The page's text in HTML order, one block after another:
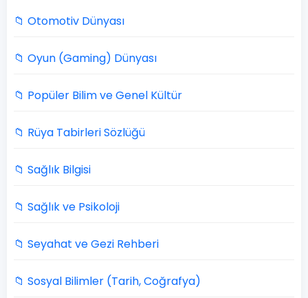
📁 Otomotiv Dünyası
📁 Oyun (Gaming) Dünyası
📁 Popüler Bilim ve Genel Kültür
📁 Rüya Tabirleri Sözlüğü
📁 Sağlık Bilgisi
📁 Sağlık ve Psikoloji
📁 Seyahat ve Gezi Rehberi
📁 Sosyal Bilimler (Tarih, Coğrafya)